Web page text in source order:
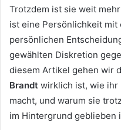
Trotzdem ist sie weit
ist eine Persönlichkeit mit
persönlichen
gewählten Diskretion
diesem Artikel gehen wir
Brandt wirklich ist, wie ihr
macht, und warum sie
im Hintergrund geblieben